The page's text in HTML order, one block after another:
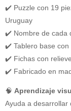
✔️ Puzzle con 19
Uruguay
✔️ Nombre de cada
✔️ Tablero base con
✔️ Fichas con
✔️ Fabricado en
🧠 Aprendizaje
Ayuda a desarrollar